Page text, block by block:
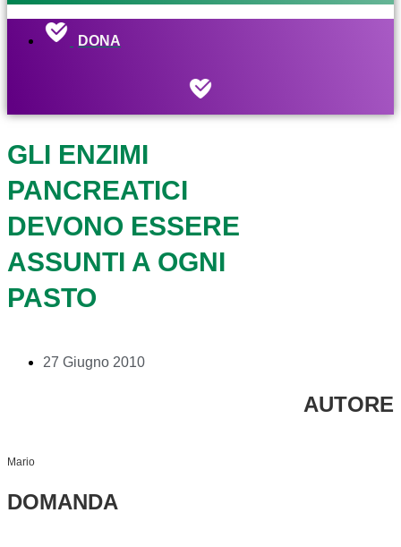
DONA
GLI ENZIMI
PANCREATICI
DEVONO ESSERE
ASSUNTI A OGNI
PASTO
27 Giugno 2010
AUTORE
Mario
DOMANDA